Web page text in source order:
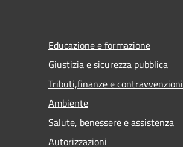
Educazione e formazione
Giustizia e sicurezza pubblica
Tributi,finanze e contravvenzioni
Ambiente
Salute, benessere e assistenza
Autorizzazioni